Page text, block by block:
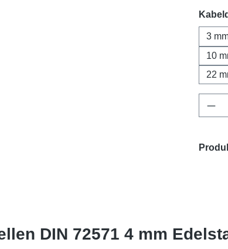
3
10
22
DIN 72571 4 mm